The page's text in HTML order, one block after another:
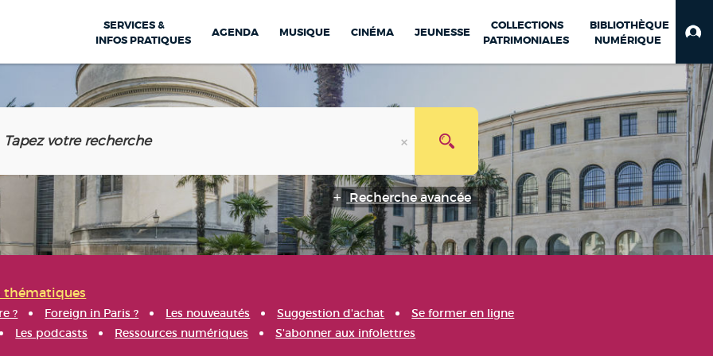
SERVICES &
INFOS PRATIQUES
AGENDA MUSIQUE CINÉMA JEUNESSE
COLLECTIONS
PATRIMONIALES
BIBLIOTHÈQUE
NUMÉRIQUE
Recherche avancée
thématiques
? Foreign in Paris ? Les nouveautés Suggestion d'achat
Se former en ligne
Les podcasts Ressources numériques S'abonner aux infolettres